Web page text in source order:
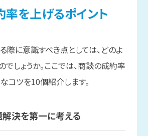
率を上げるポイント
際に意識すべき点としては、どのよ
でしょうか。ここでは、商談の成約率
コツを10個紹介します。
決を第一に考える